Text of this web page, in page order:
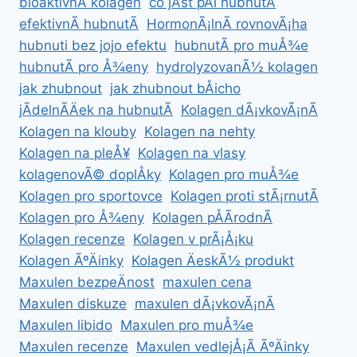
efektivnÃ­ hubnutÃ­ HormonÃ¡lnÃ­ rovnovÃ¡ha
hubnuti bez jojo efektu hubnutÃ­ pro muÅ¾e
hubnutÃ­ pro Å¾eny hydrolyzovanÃ½ kolagen
jak zhubnout jak zhubnout bÅicho
jÃ­delnÃ­Äek na hubnutÃ­ Kolagen dÃ¡vkovÃ¡nÃ­
Kolagen na klouby Kolagen na nehty
Kolagen na pleÅ¥ Kolagen na vlasy
kolagenovÃ© doplÅky Kolagen pro muÅ¾e
Kolagen pro sportovce Kolagen proti stÃ¡rnutÃ­
Kolagen pro Å¾eny Kolagen pÅÃ­rodnÃ­
Kolagen recenze Kolagen v prÃ¡Å¡ku
Kolagen ÃºÄinky Kolagen ÄeskÃ½ produkt
Maxulen bezpeÄnost maxulen cena
Maxulen diskuze maxulen dÃ¡vkovÃ¡nÃ­
Maxulen libido Maxulen pro muÅ¾e
Maxulen recenze Maxulen vedlejÅ¡Ã­ ÃºÄinky